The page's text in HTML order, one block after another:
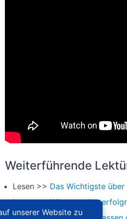
Weiterführende
Lesen >> Das Wichtigste
Lesen >>Wie man eine